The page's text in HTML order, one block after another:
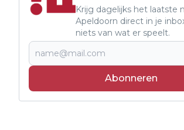
Krijg dagelijks het laatste
Apeldoorn direct in je
niets van wat er speelt.
Abonneren